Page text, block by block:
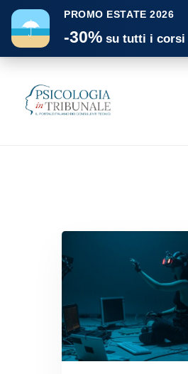
☂
PROMO ESTATE 2026
-30% su tutti i corsi